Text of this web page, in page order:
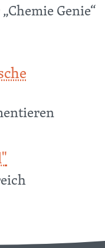
Genie“